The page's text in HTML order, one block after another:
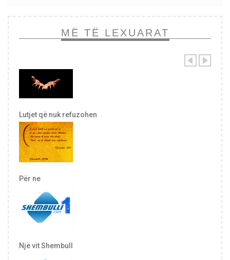
MË TË LEXUARAT
Lutjet që nuk refuzohen
Për ne
Një vit Shembull